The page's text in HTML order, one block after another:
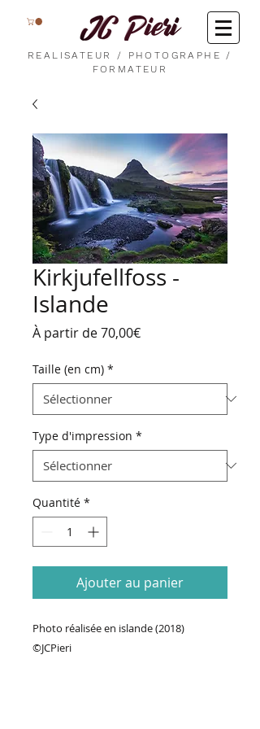
REALISATEUR / PHOTOGRAPHE /
FORMATEUR
Kirkjufellfoss -
Islande
À partir de70,00€Prix
Taille (en cm) *
Type d'impression *
Quantité *
Ajouter au panier
Photo réalisée en islande (2018)
©JCPieri